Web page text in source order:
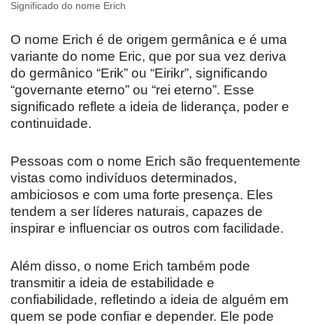
Significado do nome Erich
O nome Erich é de origem germânica e é uma
variante do nome Eric, que por sua vez deriva
do germânico “Erik” ou “Eirikr”, significando
“governante eterno” ou “rei eterno”. Esse
significado reflete a ideia de liderança, poder e
continuidade.
Pessoas com o nome Erich são frequentemente
vistas como indivíduos determinados,
ambiciosos e com uma forte presença. Eles
tendem a ser líderes naturais, capazes de
inspirar e influenciar os outros com facilidade.
Além disso, o nome Erich também pode
transmitir a ideia de estabilidade e
confiabilidade, refletindo a ideia de alguém em
quem se pode confiar e depender. Ele pode